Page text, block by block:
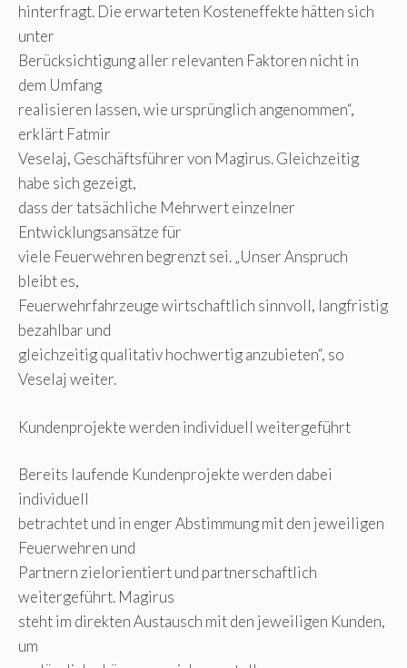
hinterfragt. Die erwarteten Kosteneffekte hätten sich
unter
Berücksichtigung aller relevanten Faktoren nicht in
dem Umfang
realisieren lassen, wie ursprünglich angenommen“,
erklärt Fatmir
Veselaj, Geschäftsführer von Magirus. Gleichzeitig
habe sich gezeigt,
dass der tatsächliche Mehrwert einzelner
Entwicklungsansätze für
viele Feuerwehren begrenzt sei. „Unser Anspruch
bleibt es,
Feuerwehrfahrzeuge wirtschaftlich sinnvoll, langfristig
bezahlbar und
gleichzeitig qualitativ hochwertig anzubieten“, so
Veselaj weiter.
Kundenprojekte werden individuell weitergeführt
Bereits laufende Kundenprojekte werden dabei
individuell
betrachtet und in enger Abstimmung mit den jeweiligen
Feuerwehren und
Partnern zielorientiert und partnerschaftlich
weitergeführt. Magirus
steht im direkten Austausch mit den jeweiligen Kunden,
um